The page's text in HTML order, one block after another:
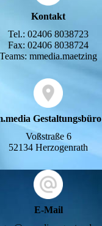
Kontakt
Tel.: 02406 8038723
Fax: 02406 8038724
Teams: mmedia.maetzing
Gestaltungsbüro
Voßstraße 6
52134 Herzogenrath
E-Mail